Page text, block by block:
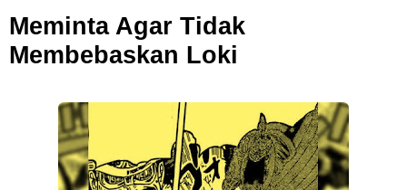
Meminta Agar Tidak
Membebaskan Loki